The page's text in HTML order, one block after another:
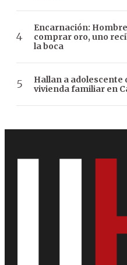
Encarnación:
comprar oro, uno
la boca
Hallan a adolescente
vivienda familiar en